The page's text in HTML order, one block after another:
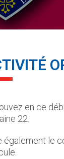
en ce
22.
également le